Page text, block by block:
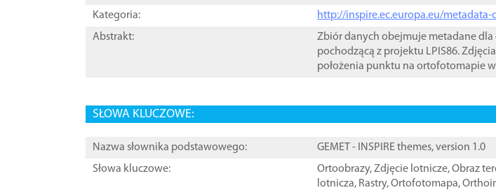
Kategoria:
http://inspire.ec.europa.eu/
Abstrakt:
Zbiór danych obejmuje metadane
pochodzącą z projektu LPIS86.
położenia punktu na ortofotomapie
SŁOWA KLUCZOWE:
Nazwa słownika podstawowego:
GEMET - INSPIRE themes, version 1.0
Słowa kluczowe:
Ortoobrazy,Zdjęcie lotnicze,Obraz
lotnicza, Rastry,Ortofotomapa,